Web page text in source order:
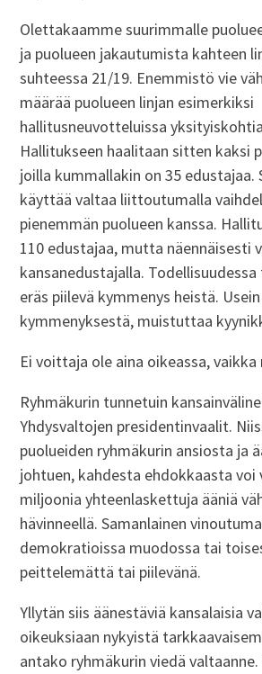
Olettakaamme suurimmalle
ja puolueen jakautumista kahteen
suhteessa 21/19. Enemmistö vie
määrää puolueen linjan esimerkiksi
hallitusneuvotteluissa
Hallitukseen haalitaan sitten kaksi
joilla kummallakin on 35 edustajaa.
käyttää valtaa liittoutumalla
pienemmän puolueen kanssa.
110 edustajaa, mutta näennäisesti
kansanedustajalla.
eräs piilevä kymmenys heistä.
kymmenyksestä, muistuttaa
Ei voittaja ole aina oikeassa,
Ryhmäkurin tunnetuin
Yhdysvaltojen presidentinvaalit.
puolueiden ryhmäkurin ansiosta ja
johtuen, kahdesta ehdokkaasta
miljoonia yhteenlaskettuja ääniä
hävinneellä. Samanlainen
demokratioissa muodossa tai
peittelemättä tai piilevänä.
Yllytän siis äänestäviä kansalaisia
oikeuksiaan nykyistä
antako ryhmäkurin viedä